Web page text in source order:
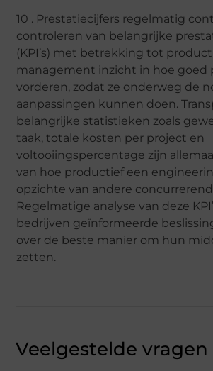
10 . Prestatiecijfers regelmatig
controleren van belangrijke
(KPI’s) met betrekking tot
management inzicht in hoe goed
vorderen, zodat ze onderweg de
aanpassingen kunnen doen.
belangrijke statistieken zoals
taak, totale kosten per project en
voltooiingspercentage zijn
van hoe productief een
opzichte van andere
Regelmatige analyse van deze
bedrijven geïnformeerde
over de beste manier om hun
zetten.
Veelgestelde vragen